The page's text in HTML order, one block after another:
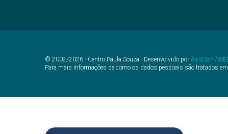
© 2002/2026 - Centro Paula Souza - Desenvolvido por AssCom/
Para mais informações de como os dados pessoais são tratados